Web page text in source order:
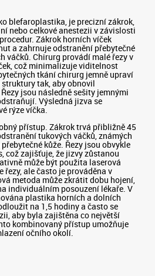
blefaroplastika, je precizní zákrok,
nebo celkové anestezii v závislosti
Zákrok horních víček
a zahrnuje odstranění přebytečné
váčků. Chirurg provádí malé řezy v
což minimalizuje viditelnost
tkání chirurg jemně upraví
tak, aby obnovil
jsou následně sešity jemnými
Výsledná jizva se
rýze víčka.
přístup. Zákrok trvá přibližně 45
tukových váčků, známých
kůže. Řezy jsou obvykle
což zajišťuje, že jizvy zůstanou
může být použita laserová
řezy, ale často je prováděna v
metoda může zkrátit dobu hojení,
individuálním posouzení lékaře. V
plastika horních a dolních
na 1,5 hodiny a často se
aby byla zajištěna co největší
kombinovaný přístup umožňuje
očního okolí.